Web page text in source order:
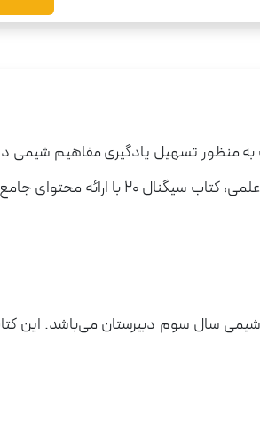
این کتاب به منظور تسهیل یادگیری مفاهیم
دانش‌آموزان برای امتحانات نهایی طراحی شده است. با توجه به اهمیت
درسی شیمی سال سوم دبیرستان می‌باشد.